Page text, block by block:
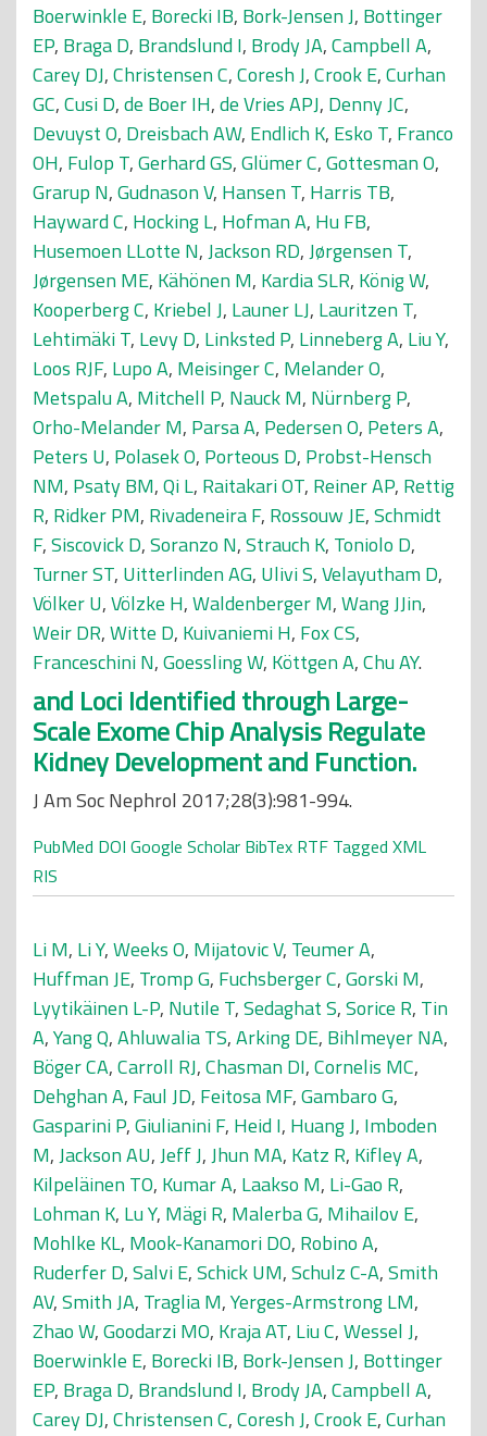
Boerwinkle E, Borecki IB, Bork-Jensen J, Bottinger
EP, Braga D, Brandslund I, Brody JA,Campbell A,
Carey DJ,Christensen C,Coresh J,Crook E,Curhan
GC,Cusi D,de Boer IH,de Vries APJ, Denny JC,
Devuyst O, Dreisbach AW, Endlich K, Esko T, Franco
OH, Fulop T,Gerhard GS,Glümer C,Gottesman O,
Grarup N,Gudnason V, Hansen T, Harris TB,
Hayward C, Hocking L, Hofman A, Hu FB,
Husemoen LLotte N,Jackson RD,Jørgensen T,
Jørgensen ME, Kähönen M, Kardia SLR, König W,
Kooperberg C, Kriebel J, Launer LJ, Lauritzen T,
Lehtimäki T, Levy D, Linksted P, Linneberg A, Liu Y,
Loos RJF, Lupo A, Meisinger C, Melander O,
Metspalu A, Mitchell P, Nauck M, Nürnberg P,
Orho-Melander M, Parsa A, Pedersen O, Peters A,
Peters U, Polasek O, Porteous D, Probst-Hensch
NM, Psaty BM,Qi L, Raitakari OT, Reiner AP, Rettig
R, Ridker PM, Rivadeneira F, Rossouw JE,Schmidt
F,Siscovick D,Soranzo N,Strauch K, Toniolo D,
Turner ST, Uitterlinden AG, Ulivi S,Velayutham D,
Völker U,Völzke H,Waldenberger M,Wang JJin,
Weir DR,Witte D, Kuivaniemi H, Fox CS,
Franceschini N,Goessling W, Köttgen A,Chu AY.
and Loci Identified through Large-
Scale Exome Chip Analysis Regulate
Kidney Development and Function.
J Am Soc Nephrol 2017;28(3):981-994.
PubMed DOI Google Scholar BibTex RTF Tagged XML
RIS
Li M, Li Y,Weeks O, Mijatovic V, Teumer A,
Huffman JE, Tromp G, Fuchsberger C,Gorski M,
Lyytikäinen L-P, Nutile T,Sedaghat S,Sorice R, Tin
A,Yang Q,Ahluwalia TS,Arking DE, Bihlmeyer NA,
Böger CA,Carroll RJ,Chasman DI,Cornelis MC,
Dehghan A, Faul JD, Feitosa MF,Gambaro G,
Gasparini P,Giulianini F, Heid I, Huang J, Imboden
M,Jackson AU,Jeff J,Jhun MA, Katz R, Kifley A,
Kilpeläinen TO, Kumar A, Laakso M, Li-Gao R,
Lohman K, Lu Y, Mägi R, Malerba G, Mihailov E,
Mohlke KL, Mook-Kanamori DO, Robino A,
Ruderfer D,Salvi E,Schick UM,Schulz C-A,Smith
AV,Smith JA, Traglia M,Yerges-Armstrong LM,
Zhao W,Goodarzi MO, Kraja AT, Liu C,Wessel J,
Boerwinkle E, Borecki IB, Bork-Jensen J, Bottinger
EP, Braga D, Brandslund I, Brody JA,Campbell A,
Carey DJ,Christensen C,Coresh J,Crook E,Curhan